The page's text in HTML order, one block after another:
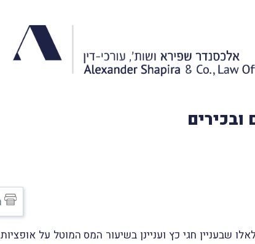
לאלו שבעניין חגי כץ ועניינן בשיעור המס המוטל על אופציות